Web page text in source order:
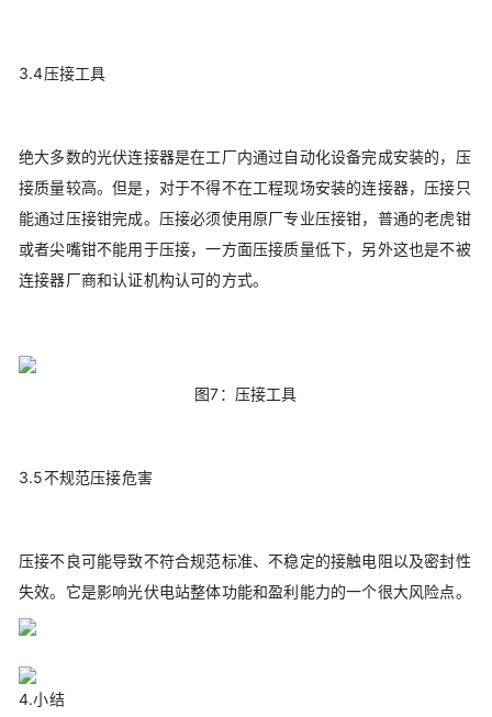
3.4压接工具
绝大多数的光伏连接器是在工厂内通过自动化设备完成安装的，压
接质量较高。但是，对于不得不在工程现场安装的连接器，压接只
能通过压接钳完成。压接必须使用原厂专业压接钳，普通的老虎钳
或者尖嘴钳不能用于压接，一方面压接质量低下，另外这也是不被
连接器厂商和认证机构认可的方式。
图7：压接工具
3.5不规范压接危害
压接不良可能导致不符合规范标准、不稳定的接触电阻以及密封性
失效。它是影响光伏电站整体功能和盈利能力的一个很大风险点。
4.小结